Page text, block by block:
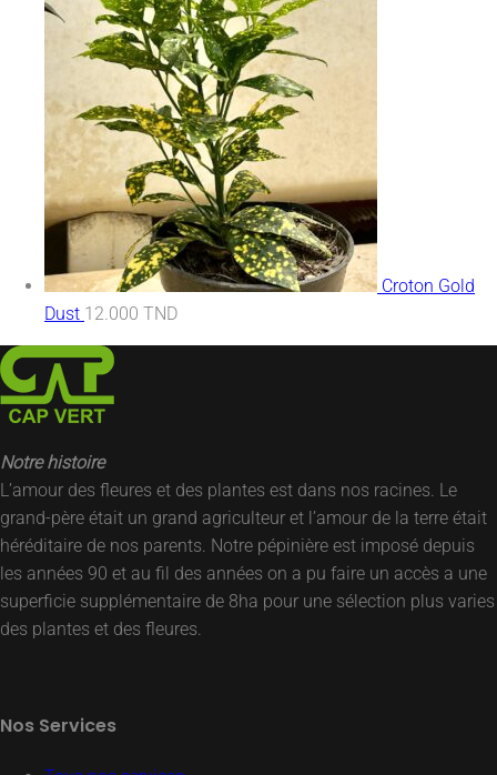
Croton Gold
Dust 12.000 TND
Notre histoire
L’amour des fleures et des plantes est dans nos racines. Le
grand-père était un grand agriculteur et l’amour de la terre était
héréditaire de nos parents. Notre pépinière est imposé depuis
les années 90 et au fil des années on a pu faire un accès a une
superficie supplémentaire de 8ha pour une sélection plus varies
des plantes et des fleures.
Nos Services